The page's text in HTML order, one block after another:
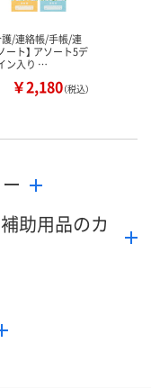
護/連絡帳/手帳/連
ート】 アソート5デ
ン入り …
￥2,180（税込）
助用品のカ